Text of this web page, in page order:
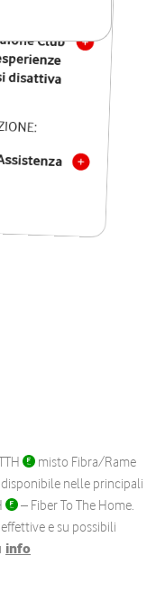
Club
disattiva
misto Fibra/Rame
nelle principali
– Fiber To The Home.
e su possibili
info